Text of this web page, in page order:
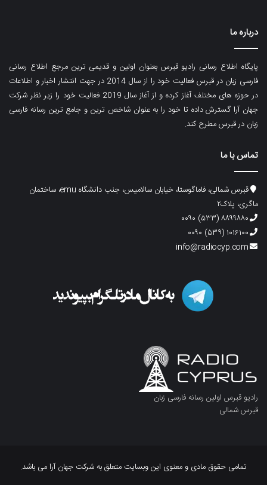
درباره ما
پایگاه اطلاع رسانی رادیو قبرس بعنوان اولین و قدیمی ترین مرجع اطلاع رسانی
فارسی زبان در قبرس فعالیت خود را از سال 2014 در جهت انتشار اخبار و اطلاعات
در حوزه های مختلف آغاز کرده و از آغاز سال 2019 فعالیت خود را زیر نظر شرکت
جهان آرا گسترش داده تا خود را به عنوان شاخص ترین و جامع ترین رسانه فارسی
زبان در قبرس مطرح کند.
تماس با ما
قبرس شمالی، فاماگوستا، خیابان سالامیس، جنب دانشگاه emu، ساختمان
ماگری، پلاک۲
۸۸۹۹۸۸۰ (۵۳۳) ۰۰۹۰
۱۰۱۶۱۰۰ (۵۳۹) ۰۰۹۰
info@radiocyp.com
رادیو قبرس اولین رسانه فارسی زبان
قبرس شمالی
تمامی حقوق مادی و معنوی این وبسایت متعلق به شرکت جهان آرا می باشد.